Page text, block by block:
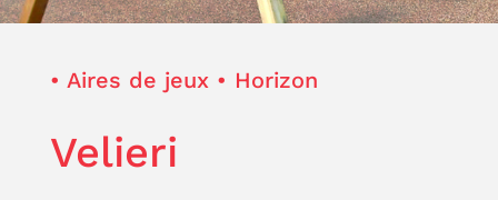
• Aires de jeux • Horizon
Velieri